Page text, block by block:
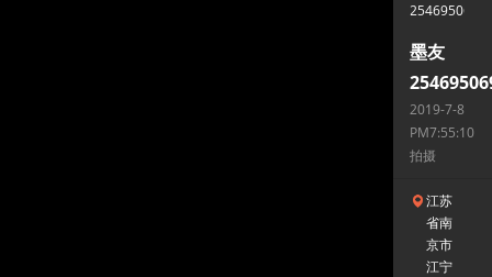
墨友
2019-7-8
PM7:55:10
拍摄
江苏
省南
京市
江宁